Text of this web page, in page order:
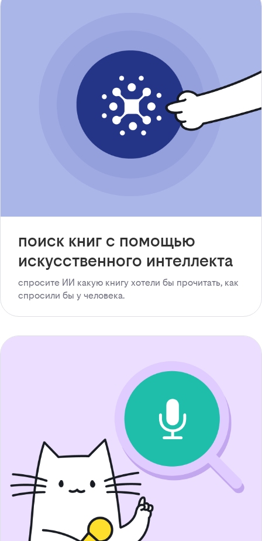
поиск книг с помощью
искусственного интеллекта
спросите ИИ какую книгу хотели бы прочитать, как
спросили бы у человека.